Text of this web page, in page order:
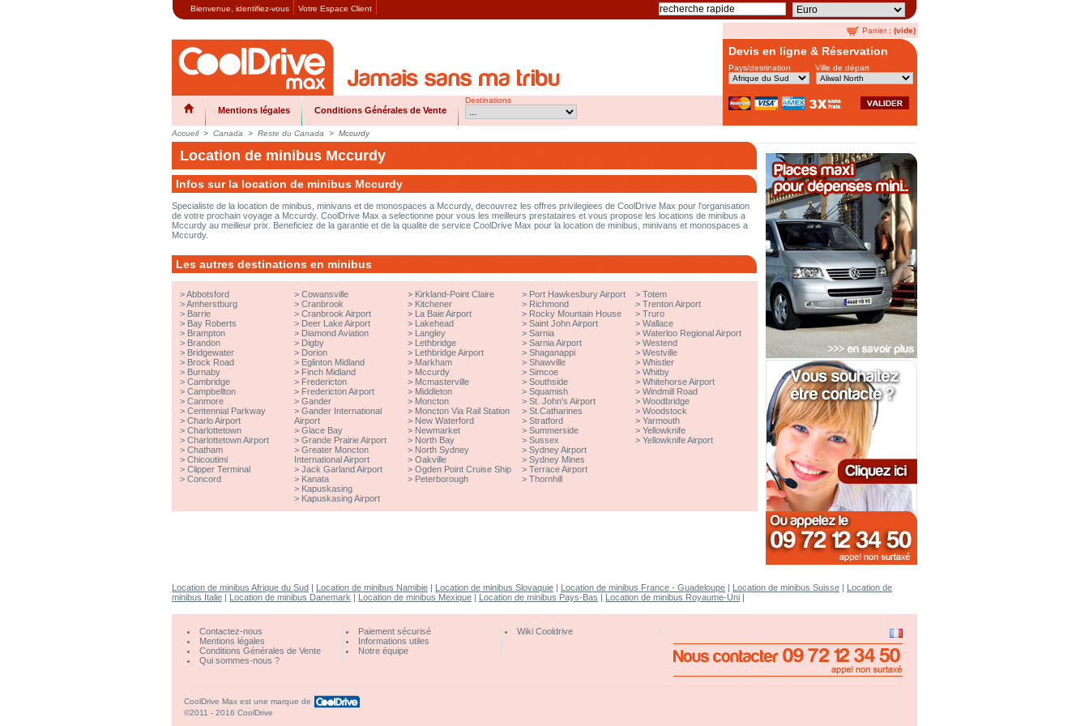
Panier : (vide)
Bienvenue, identifiez-vous Votre Espace Client
Devis en ligne & Réservation
Pays/destination Ville de départ
Mentions légales Conditions Générales de Vente
Destinations
Accueil > Canada > Reste du Canada > Mccurdy
Location de minibus Mccurdy
Infos sur la location de minibus Mccurdy
Specialiste de la location de minibus, minivans et de monospaces a Mccurdy, decouvrez les offres privilegiees de CoolDrive Max pour l'organisation
de votre prochain voyage a Mccurdy. CoolDrive Max a selectionne pour vous les meilleurs prestataires et vous propose les locations de minibus a
Mccurdy au meilleur prix. Beneficiez de la garantie et de la qualite de service CoolDrive Max pour la location de minibus, minivans et monospaces a
Mccurdy.
Les autres destinations en minibus
>Abbotsford
>Amherstburg
> Barrie
> Bay Roberts
> Brampton
> Brandon
> Bridgewater
> Brock Road
> Burnaby
> Cambridge
> Campbellton
> Canmore
> Centennial Parkway
> Charlo Airport
> Charlottetown
> Charlottetown Airport
> Chatham
> Chicoutimi
> Clipper Terminal
> Concord
> Cowansville
> Cranbrook
> Cranbrook Airport
> Deer Lake Airport
> Diamond Aviation
> Digby
> Dorion
> Eglinton Midland
> Finch Midland
> Fredericton
> Fredericton Airport
> Gander
> Gander International
Airport
> Glace Bay
> Grande Prairie Airport
> Greater Moncton
International Airport
> Jack Garland Airport
> Kanata
> Kapuskasing
> Kapuskasing Airport
> Kirkland-Point Claire
> Kitchener
> La Baie Airport
> Lakehead
> Langley
> Lethbridge
> Lethbridge Airport
> Markham
> Mccurdy
> Mcmasterville
> Middleton
> Moncton
> Moncton Via Rail Station
> New Waterford
> Newmarket
> North Bay
> North Sydney
>Oakville
>Ogden Point Cruise Ship
> Peterborough
> Port Hawkesbury Airport
> Richmond
> Rocky Mountain House
> Saint John Airport
> Sarnia
> Sarnia Airport
> Shaganappi
> Shawville
> Simcoe
> Southside
> Squamish
> St. John's Airport
> St.Catharines
> Stratford
> Summerside
> Sussex
> Sydney Airport
> Sydney Mines
> Terrace Airport
> Thornhill
>Totem
>Trenton Airport
>Truro
>Wallace
>Waterloo Regional Airport
>Westend
>Westville
>Whistler
>Whitby
>Whitehorse Airport
>Windmill Road
>Woodbridge
>Woodstock
>Yarmouth
>Yellowknife
>Yellowknife Airport
Location de minibus Afrique du Sud | Location de minibus Namibie | Location de minibus Slovaquie | Location de minibus France - Guadeloupe | Location de minibus Suisse | Location de
minibus Italie | Location de minibus Danemark | Location de minibus Mexique | Location de minibus Pays-Bas | Location de minibus Royaume-Uni |
Contactez-nous
Mentions légales
Conditions Générales de Vente
Qui sommes-nous ?
Paiement sécurisé
Informations utiles
Notre équipe
Wiki Cooldrive
CoolDrive Max est une marque de
©2011 - 2016 CoolDrive